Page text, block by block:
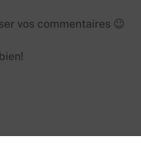
vos commentaires 😉